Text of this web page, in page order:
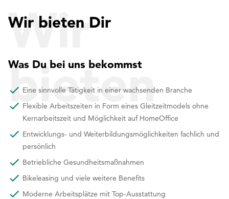
Wir
bieten
Dir
Wir bieten Dir
Was Du bei uns bekommst
Eine sinnvolle Tätigkeit in einer wachsenden Branche
Flexible Arbeitszeiten in Form eines Gleitzeitmodels ohne
Kernarbeitszeit und Möglichkeit auf HomeOffice
Entwicklungs- und Weiterbildungsmöglichkeiten fachlich und
persönlich
Betriebliche Gesundheitsmaßnahmen
Bikeleasing und viele weitere Benefits
Moderne Arbeitsplätze mit Top-Ausstattung